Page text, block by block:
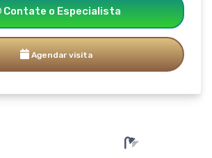
Contate o Especialista
Agendar visita